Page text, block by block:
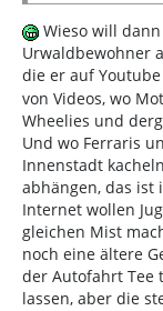
Wieso will
Urwaldbewohner
die er auf
von Videos, wo
Wheelies und
Und wo Ferraris
Innenstadt
abhängen, das
Internet wollen
gleichen Mist
noch eine ältere
der Autofahrt Tee
lassen, aber die